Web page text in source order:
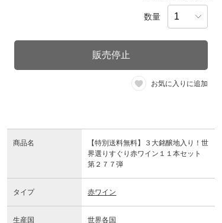
数量
販売停止
お気に入りに追加
商品名
【特別送料無料】３大銘醸地入り！世
界選りすぐり赤ワイン１１本セット
第２７７弾
タイプ 赤ワイン
生産国 世界各国